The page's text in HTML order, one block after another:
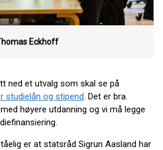
Eckhoff
ned et utvalg som skal se på
studielån og stipend. Det er bra.
høyere utdanning og vi må legge
er at statsråd Sigrun Aasland har